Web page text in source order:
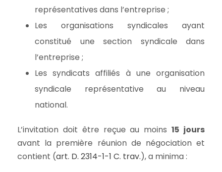
représentatives dans l’entreprise ;
Les organisations syndicales ayant
constitué une section syndicale dans
l’entreprise ;
Les syndicats affiliés à une organisation
syndicale représentative au niveau
national.
L’invitation doit être reçue au moins15 jours
avant la première réunion de négociation et
contient (art. D. 2314-1-1 C. trav.), a minima :